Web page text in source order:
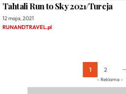
Tahtali Run to Sky 2021/Turcja
12 maja, 2021
RUNANDTRAVEL.pl
1 2
- Reklama -